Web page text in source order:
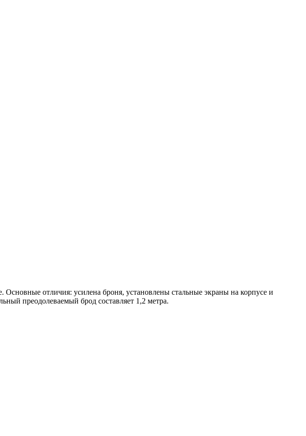
отличия: усилена броня, установлены стальные экраны на корпусе и
преодолеваемый брод составляет 1,2 метра.